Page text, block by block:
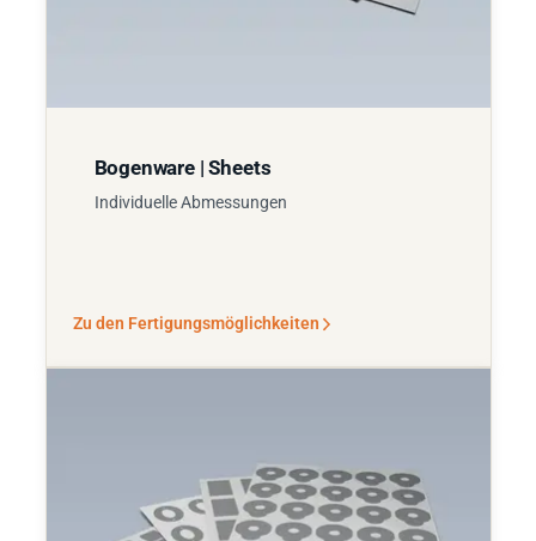
Bogenware | Sheets
Individuelle Abmessungen
Zu den Fertigungsmöglichkeiten